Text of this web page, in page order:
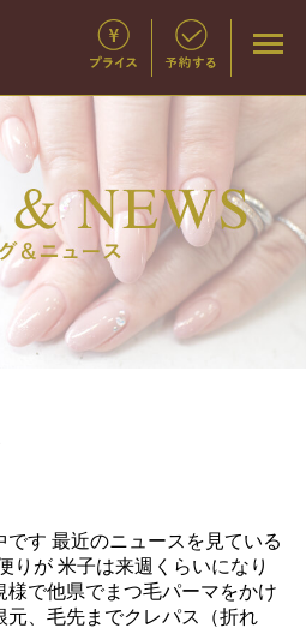
す 最近のニュースを見ている
りが 米子は来週くらいになり
様で他県でまつ毛パーマをかけ
元、毛先までクレパス（折れ